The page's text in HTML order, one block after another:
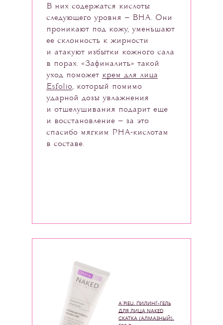
В них содержатся кислоты
следующего уровня — BHA. Они
проникают под кожу, уменьшают
ее склонность к жирности
и атакуют избытки кожного сала
в порах. «Зафиналить» такой
уход поможет крем для лица
Esfolio, который помимо
ударной дозы увлажнения
и отшелушивания подарит еще
и восстановление — за это
спасибо мягким PHA-кислотам
в составе.
A`PIEU, ПИЛИНГ-ГЕЛЬ
ДЛЯ ЛИЦА NAKED
СКАТКА (АЛМАЗНЫЙ),